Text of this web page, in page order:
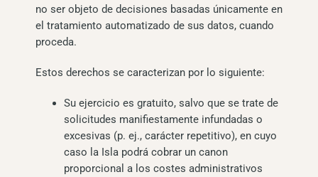
no ser objeto de decisiones basadas únicamente en
el tratamiento automatizado de sus datos, cuando
proceda.
Estos derechos se caracterizan por lo siguiente:
Su ejercicio es gratuito, salvo que se trate de
solicitudes manifiestamente infundadas o
excesivas (p. ej., carácter repetitivo), en cuyo
caso la Isla podrá cobrar un canon
proporcional a los costes administrativos